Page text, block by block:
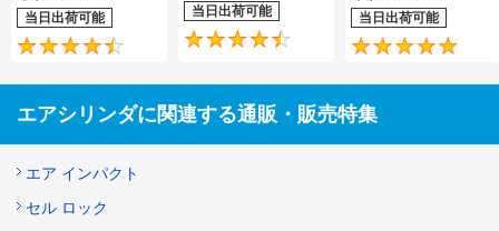
当日出荷可能
4.6
当日出荷可能
4.5
当日出荷可能
エアシリンダに関連する通販・販売特集
エア インパクト
セル ロック